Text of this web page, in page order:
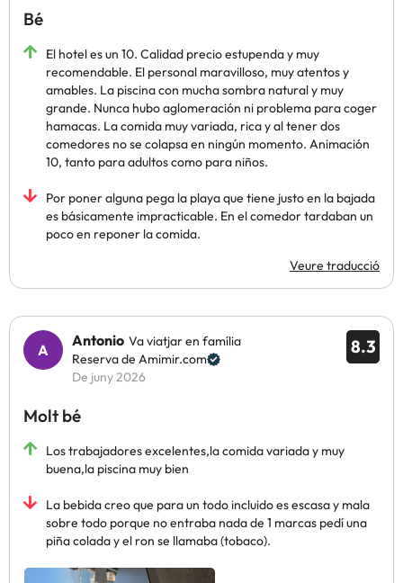
Bé
El hotel es un 10. Calidad precio estupenda y muy
recomendable. El personal maravilloso, muy atentos y
amables. La piscina con mucha sombra natural y muy
grande. Nunca hubo aglomeración ni problema para coger
hamacas. La comida muy variada, rica y al tener dos
comedores no se colapsa en ningún momento. Animación
10, tanto para adultos como para niños.
Por poner alguna pega la playa que tiene justo en la bajada
es básicamente impracticable. En el comedor tardaban un
poco en reponer la comida.
Veure traducció
8.3
Antonio Va viatjar en família
Reserva de Amimir.com
De juny 2026
Molt bé
Los trabajadores excelentes,la comida variada y muy
buena,la piscina muy bien
La bebida creo que para un todo incluido es escasa y mala
sobre todo porque no entraba nada de 1 marcas pedí una
piña colada y el ron se llamaba (tobaco).